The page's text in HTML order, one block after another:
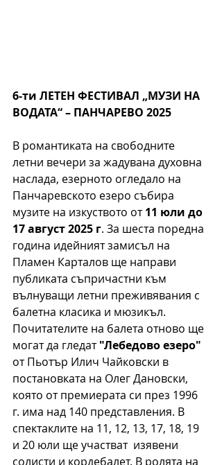
6-ти ЛЕТЕН ФЕСТИВАЛ „МУЗИ НА
ВОДАТА“ – ПАНЧАРЕВО 2025
В романтиката на свободните
летни вечери за жадувана духовна
наслада, езерното огледало на
Панчаревското езеро събира
музите на изкуството от 11 юли до
17 август 2025 г. За шеста поредна
година идейният замисъл на
Пламен Карталов ще направи
публиката съпричастни към
вълнуващи летни преживявания с
балетна класика и мюзикъл.
Почитателите на балета отново ще
могат да гледат "Лебедово езеро"
от Пьотър Илич Чайковски в
постановката на Олег Дановски,
която от премиерата си през 1996
г. има над 140 представления. В
спектаклите на 11, 12, 13, 17, 18, 19
и 20 юли ще участват  изявени
солисти и кордебалет. В ролята на